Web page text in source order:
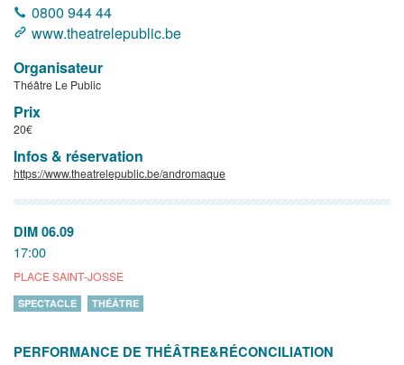
0800 944 44
www.theatrelepublic.be
Organisateur
Théâtre Le Public
Prix
20€
Infos & réservation
https://www.theatrelepublic.be/andromaque
DIM 06.09
17:00
PLACE SAINT-JOSSE
SPECTACLE THÉÂTRE
PERFORMANCE DE THÉÂTRE&RÉCONCILIATION